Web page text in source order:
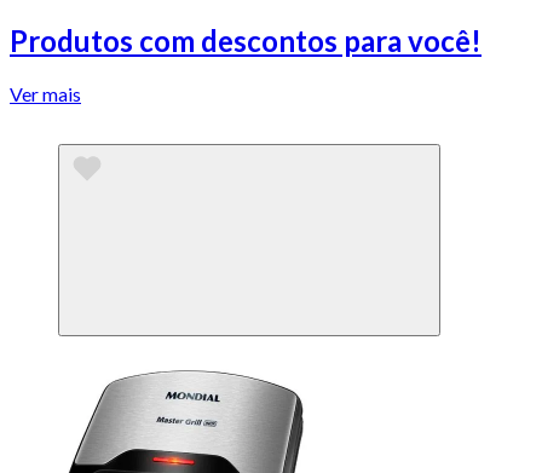
Produtos com descontos para você!
Ver mais